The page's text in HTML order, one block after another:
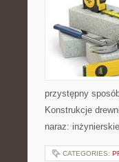
przystępny
Konstrukcje
naraz:
CATEGORIES: